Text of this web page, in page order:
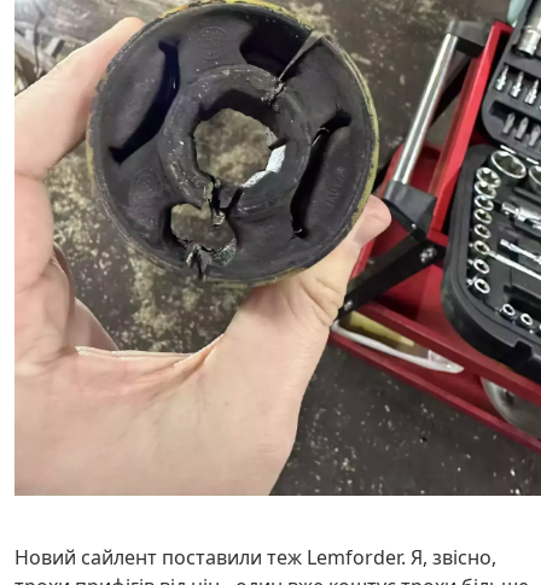
Новий сайлент поставили теж Lemforder. Я, звісно,